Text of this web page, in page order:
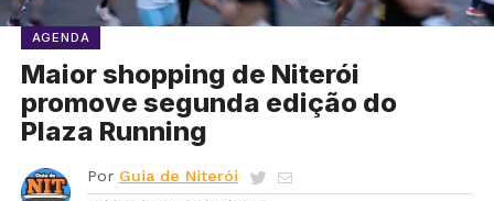
AGENDA
Maior shopping de Niterói
promove segunda edição do
Plaza Running
Por Guia de Niterói